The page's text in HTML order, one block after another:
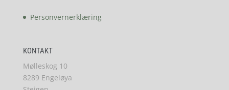
Personvernerklæring
KONTAKT
Mølleskog 10
8289 Engeløya